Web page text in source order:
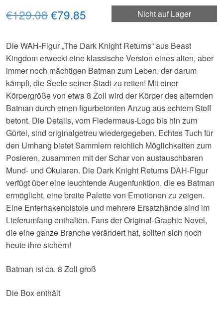
Nicht auf Lager
€129.08Ursprünglicher
war:
€129.08
€79.85
ist:
€79.85.
Die WAH-Figur „The Dark Knight Returns“ aus Beast
Kingdom erweckt eine klassische Version eines alten, aber
immer noch mächtigen Batman zum Leben, der darum
kämpft, die Seele seiner Stadt zu retten! Mit einer
Körpergröße von etwa 8 Zoll wird der Körper des alternden
Batman durch einen figurbetonten Anzug aus echtem Stoff
betont. Die Details, vom Fledermaus-Logo bis hin zum
Gürtel, sind originalgetreu wiedergegeben. Echtes Tuch für
den Umhang bietet Sammlern reichlich Möglichkeiten zum
Posieren, zusammen mit der Schar von austauschbaren
Mund- und Okularen. Die Dark Knight Returns DAH-Figur
verfügt über eine leuchtende Augenfunktion, die es Batman
ermöglicht, eine breite Palette von Emotionen zu zeigen.
Eine Enterhakenpistole und mehrere Ersatzhände sind im
Lieferumfang enthalten. Fans der Original-Graphic Novel,
die eine ganze Branche verändert hat, sollten sich noch
heute ihre sichern!
Batman ist ca. 8 Zoll groß
Die Box enthält